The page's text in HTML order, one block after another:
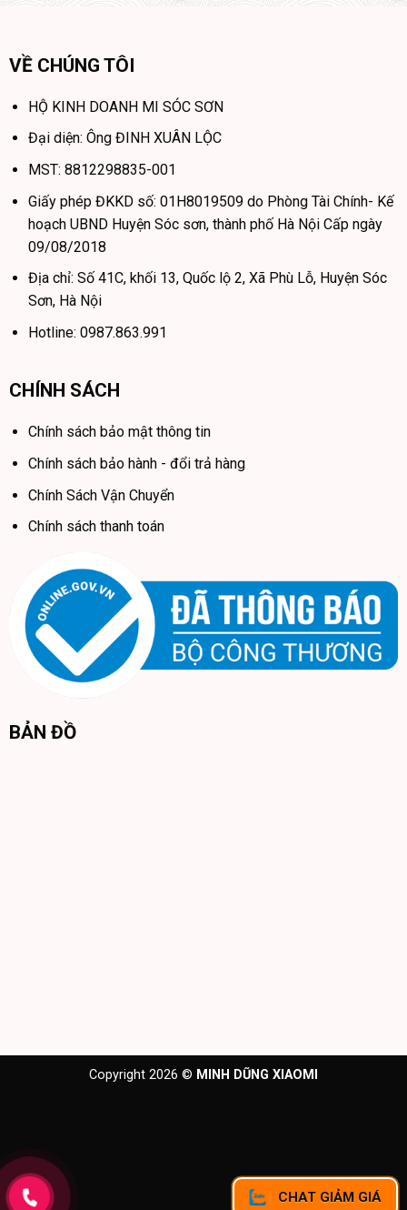
VỀ CHÚNG TÔI
HỘ KINH DOANH MI SÓC SƠN
Đại diện: Ông ĐINH XUÂN LỘC
MST: 8812298835-001
Giấy phép ĐKKD số: 01H8019509 do Phòng Tài Chính- Kế
hoạch UBND Huyện Sóc sơn, thành phố Hà Nội Cấp ngày
09/08/2018
Địa chỉ: Số 41C, khối 13, Quốc lộ 2, Xã Phù Lỗ, Huyện Sóc
Sơn, Hà Nội
Hotline: 0987.863.991
CHÍNH SÁCH
Chính sách bảo mật thông tin
Chính sách bảo hành - đổi trả hàng
Chính Sách Vận Chuyển
Chính sách thanh toán
BẢN ĐỒ
Copyright 2026 © MINH DŨNG XIAOMI
CHAT GIẢM GIÁ